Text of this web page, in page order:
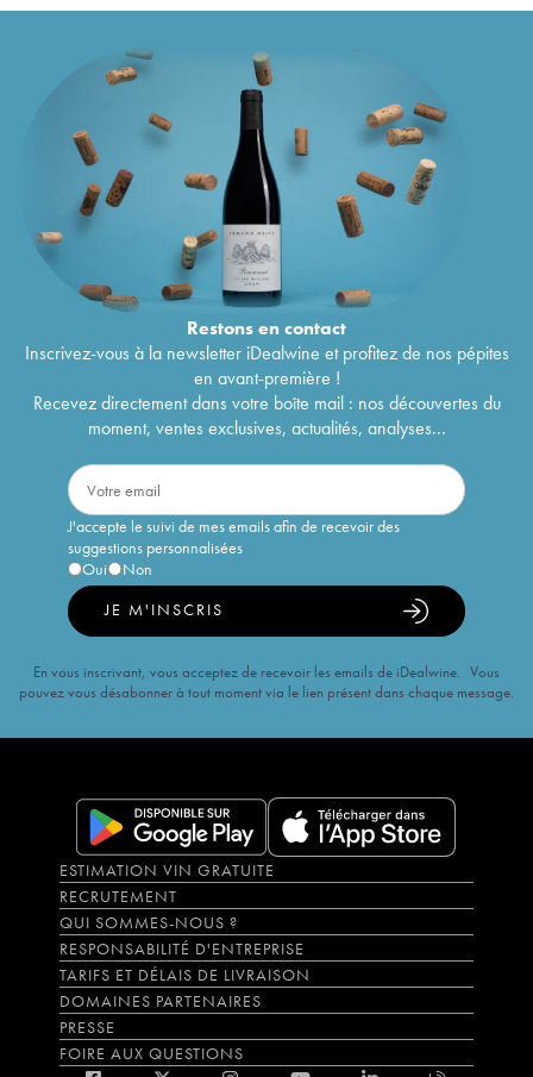
Restons encontact
Inscrivez-vous à la newsletter iDealwine et profitez de nos pépites
en avant-première !
Recevez directement dans votre boîte mail : nos découvertes du
moment, ventes exclusives, actualités, analyses...
J'accepte le suivi de mes emails afin de recevoir des
suggestions personnalisées
Oui
Non
JE M'INSCRIS
En vous inscrivant, vous acceptez de recevoir les emails de iDealwine. Vous
pouvez vous désabonner à tout moment via le lien présent dans chaque message.
ESTIMATION VIN GRATUITE
RECRUTEMENT
QUI SOMMES-NOUS ?
RESPONSABILITÉ D'ENTREPRISE
TARIFS ET DÉLAIS DE LIVRAISON
DOMAINES PARTENAIRES
PRESSE
FOIRE AUX QUESTIONS